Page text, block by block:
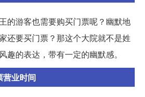
的游客也需要购买门票呢？幽默地
还要买门票？那这个大院就不是姓
趣的表达，带有一定的幽默感。
营业时间